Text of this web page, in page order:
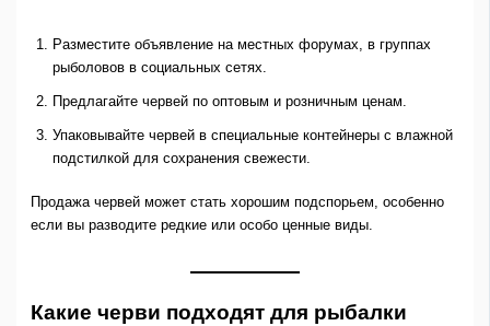
Разместите объявление на местных форумах, в группах
рыболовов в социальных сетях.
Предлагайте червей по оптовым и розничным ценам.
Упаковывайте червей в специальные контейнеры с влажной
подстилкой для сохранения свежести.
Продажа червей может стать хорошим подспорьем, особенно
если вы разводите редкие или особо ценные виды.
Какие черви подходят для рыбалки